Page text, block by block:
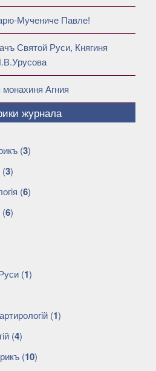
Мучениче Павле!
Святой Руси, Княгиня
монахиня Агния
журнала
(3)
(3)
(6)
(6)
(1)
(1)
(4)
(10)